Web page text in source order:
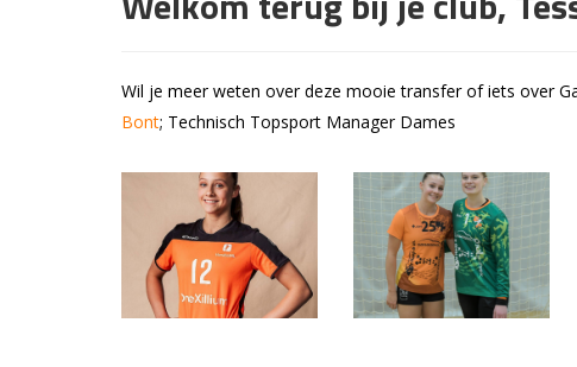
Wil je meer weten over deze mooie transfer of iets over
Bont; Technisch Topsport Manager Dames